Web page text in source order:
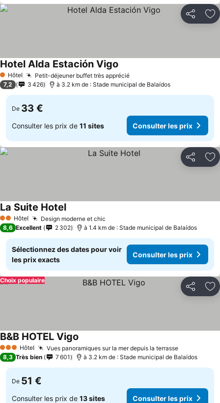
Partager
1 Étoiles
Hôtel Petit-déjeuner buffet très apprécié
Hotel Alda Estación Vigo
7,2 3 426 à 3.2 km de : Stade municipal de Balaídos
De 33 €
Consulter les prix de 11 sites Consulter les prix
Partager
2 Étoiles
Hôtel Design moderne et chic
La Suite Hotel
8,6 Excellent 2 302 à 1.4 km de : Stade municipal de Balaídos
Sélectionnez des dates pour voir
les prix exacts
Consulter les prix
Partager
Choix populaire
3 ÉtoilesHôtel Vues panoramiques sur la mer depuis la terrasse
B&B HOTEL Vigo
8,3 Très bien 7 601 à 3.2 km de : Stade municipal de Balaídos
De 51 €
Consulter les prix de 13 sites Consulter les prix